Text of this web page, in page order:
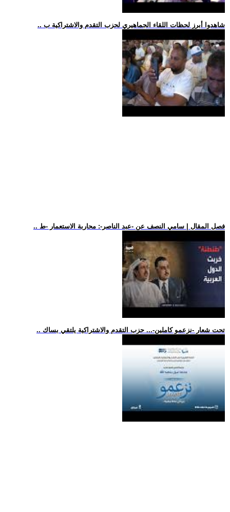
.. شاهدوا أبرز لحظات اللقاء الجماهيري لحزب التقدم والاشتراكية ب
.. فصل المقال | سامي النصف عن -عبد الناصر-: محاربة الاستعمار -ط
.. تحت شعار -نزعمو كاملين-... حزب التقدم والاشتراكية يلتقي بساك